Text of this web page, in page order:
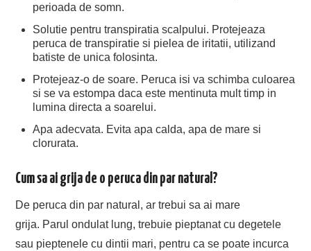
perioada de somn.
Solutie pentru transpiratia scalpului. Protejeaza
peruca de transpiratie si pielea de iritatii, utilizand
batiste de unica folosinta.
Protejeaz-o de soare. Peruca isi va schimba culoarea
si se va estompa daca este mentinuta mult timp in
lumina directa a soarelui.
Apa adecvata. Evita apa calda, apa de mare si
clorurata.
Cum sa ai grija de o peruca din par natural?
De peruca din par natural, ar trebui sa ai mare
grija. Parul ondulat lung, trebuie pieptanat cu degetele
sau pieptenele cu dintii mari, pentru ca se poate incurca